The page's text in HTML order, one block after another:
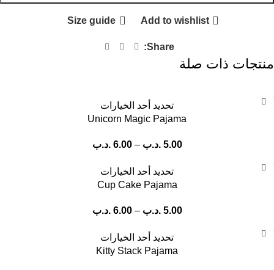
Add to wishlist
Size guide
Share:
منتجات ذات صلة
تحديد أحد الخيارات
Unicorn Magic Pajama
5.00 .د.ب –
6.00 .د.ب
تحديد أحد الخيارات
Cup Cake Pajama
5.00 .د.ب –
6.00 .د.ب
تحديد أحد الخيارات
Kitty Stack Pajama